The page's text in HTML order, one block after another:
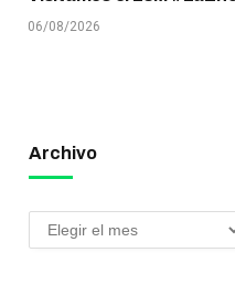
06/08/2026
Archivo